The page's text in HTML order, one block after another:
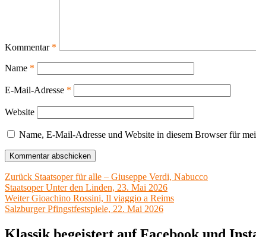
Kommentar *
Name *
E-Mail-Adresse *
Website
Name, E-Mail-Adresse und Website in diesem Browser für
Beitragsnavigation
Zurück Vorheriger
Beitrag:
Staatsoper für alle – Giuseppe Verdi, Nabucco
Staatsoper Unter den Linden, 23. Mai 2026
Weiter Nächster
Beitrag:
Gioachino Rossini, Il viaggio a Reims
Salzburger Pfingstfestspiele, 22. Mai 2026